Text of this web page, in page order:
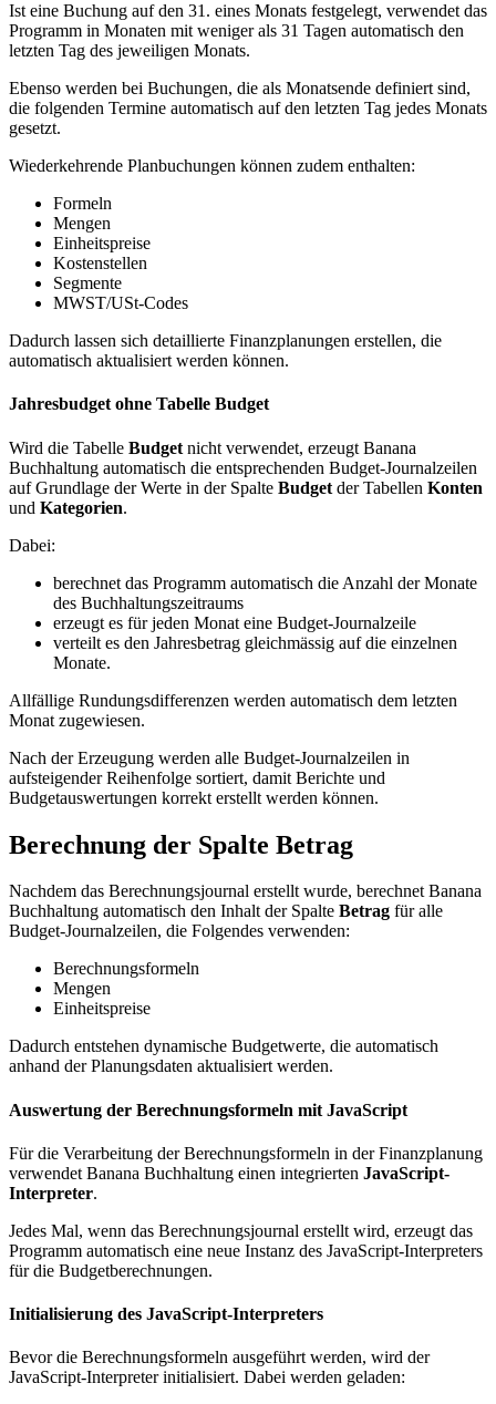
Ist eine Buchung auf den 31. eines Monats festgelegt, verwendet das
Programm in Monaten mit weniger als 31 Tagen automatisch den
letzten Tag des jeweiligen Monats.
Ebenso werden bei Buchungen, die als Monatsende definiert sind,
die folgenden Termine automatisch auf den letzten Tag jedes Monats
gesetzt.
Wiederkehrende Planbuchungen können zudem enthalten:
Formeln
Mengen
Einheitspreise
Kostenstellen
Segmente
MWST/USt-Codes
Dadurch lassen sich detaillierte Finanzplanungen erstellen, die
automatisch aktualisiert werden können.
Jahresbudget ohne Tabelle Budget
Wird die Tabelle Budget nicht verwendet, erzeugt Banana
Buchhaltung automatisch die entsprechenden Budget-Journalzeilen
auf Grundlage der Werte in der Spalte Budget der Tabellen Konten
und Kategorien.
Dabei:
berechnet das Programm automatisch die Anzahl der Monate
des Buchhaltungszeitraums
erzeugt es für jeden Monat eine Budget-Journalzeile
verteilt es den Jahresbetrag gleichmässig auf die einzelnen
Monate.
Allfällige Rundungsdifferenzen werden automatisch dem letzten
Monat zugewiesen.
Nach der Erzeugung werden alle Budget-Journalzeilen in
aufsteigender Reihenfolge sortiert, damit Berichte und
Budgetauswertungen korrekt erstellt werden können.
Berechnung der Spalte Betrag
Nachdem das Berechnungsjournal erstellt wurde, berechnet Banana
Buchhaltung automatisch den Inhalt der Spalte Betrag für alle
Budget-Journalzeilen, die Folgendes verwenden:
Berechnungsformeln
Mengen
Einheitspreise
Dadurch entstehen dynamische Budgetwerte, die automatisch
anhand der Planungsdaten aktualisiert werden.
Auswertung der Berechnungsformeln mit JavaScript
Für die Verarbeitung der Berechnungsformeln in der Finanzplanung
verwendet Banana Buchhaltung einen integrierten JavaScript-
Interpreter.
Jedes Mal, wenn das Berechnungsjournal erstellt wird, erzeugt das
Programm automatisch eine neue Instanz des JavaScript-Interpreters
für die Budgetberechnungen.
Initialisierung des JavaScript-Interpreters
Bevor die Berechnungsformeln ausgeführt werden, wird der
JavaScript-Interpreter initialisiert. Dabei werden geladen: